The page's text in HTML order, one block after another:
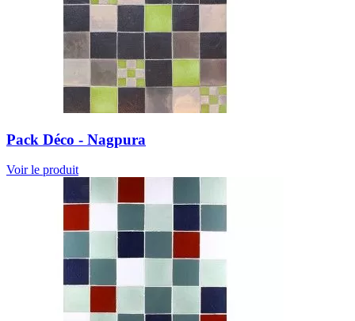
Pack Déco - Nagpura
Voir le produit